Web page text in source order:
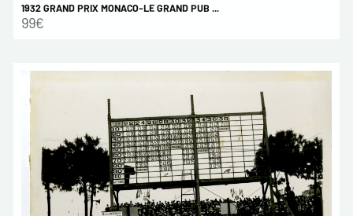
1932 GRAND PRIX MONACO-LE GRAND PUB ...
99€